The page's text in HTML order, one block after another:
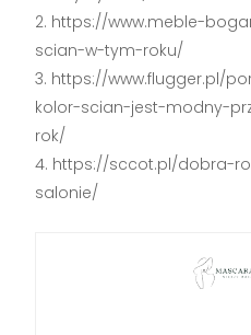
https://www.meble-
scian-w-tym-roku/
https://www.flugger.pl/
kolor-scian-jest-modny-
rok/
https://sccot.pl/dobra-
salonie/